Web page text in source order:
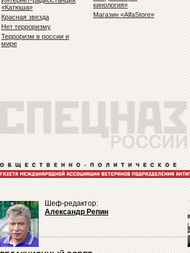
«Катюша»
Красная звезда
Нет терроризму
Терроризм в россии и
мире
кинология»
Магазин «AlfaStore»
Шеф-редактор:
Александр Репин